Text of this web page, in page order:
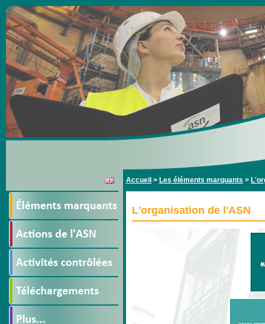
Accueil > Les éléments marquants >
L'organisation de l'ASN